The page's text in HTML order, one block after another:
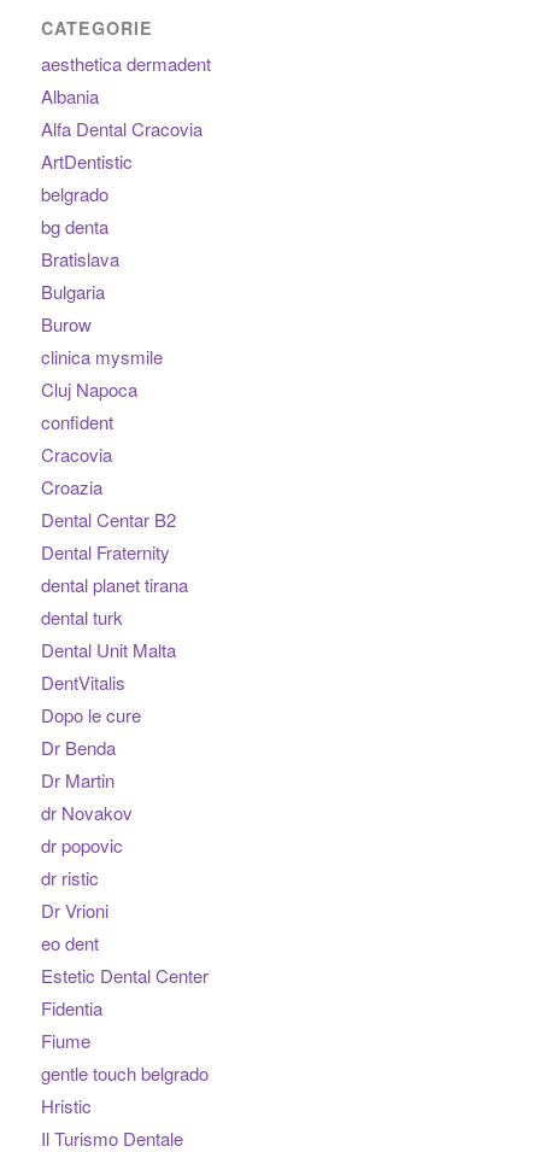
CATEGORIE
aesthetica dermadent
Albania
Alfa Dental Cracovia
ArtDentistic
belgrado
bg denta
Bratislava
Bulgaria
Burow
clinica mysmile
Cluj Napoca
confident
Cracovia
Croazia
Dental Centar B2
Dental Fraternity
dental planet tirana
dental turk
Dental Unit Malta
DentVitalis
Dopo le cure
Dr Benda
Dr Martin
dr Novakov
dr popovic
dr ristic
Dr Vrioni
eo dent
Estetic Dental Center
Fidentia
Fiume
gentle touch belgrado
Hristic
Il Turismo Dentale